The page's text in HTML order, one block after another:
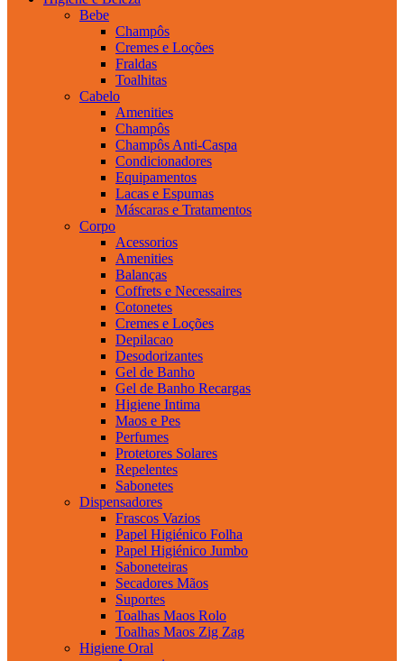
Bebe
Champôs
Cremes e Loções
Fraldas
Toalhitas
Cabelo
Amenities
Champôs
Champôs Anti-Caspa
Condicionadores
Equipamentos
Lacas e Espumas
Máscaras e Tratamentos
Corpo
Acessorios
Amenities
Balanças
Coffrets e Necessaires
Cotonetes
Cremes e Loções
Depilacao
Desodorizantes
Gel de Banho
Gel de Banho Recargas
Higiene Intima
Maos e Pes
Perfumes
Protetores Solares
Repelentes
Sabonetes
Dispensadores
Frascos Vazios
Papel Higiénico Folha
Papel Higiénico Jumbo
Saboneteiras
Secadores Mãos
Suportes
Toalhas Maos Rolo
Toalhas Maos Zig Zag
Higiene Oral